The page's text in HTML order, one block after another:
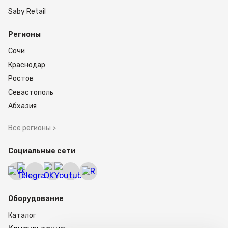
Saby Retail
Регионы
Сочи
Краснодар
Ростов
Севастополь
Абхазия
Все регионы >
Социальные сети
Оборудование
Каталог